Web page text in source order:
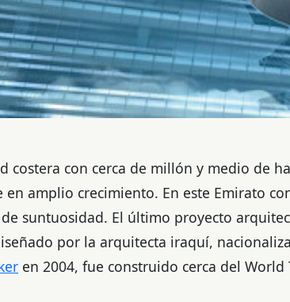
costera con cerca de millón y medio de
en amplio crecimiento. En este Emirato
de suntuosidad. El último proyecto
por la arquitecta iraquí,
en 2004, fue construido cerca del